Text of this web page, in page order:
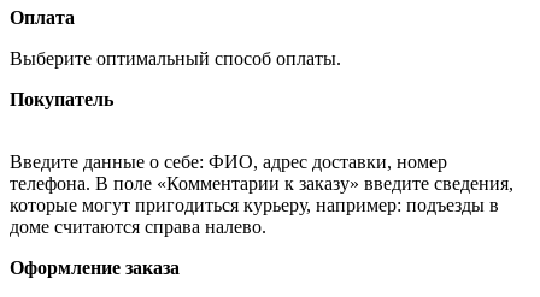
Оплата
Выберите оптимальный способ оплаты.
Покупатель
Введите данные о себе: ФИО, адрес доставки, номер
телефона. В поле «Комментарии к заказу» введите сведения,
которые могут пригодиться курьеру, например: подъезды в
доме считаются справа налево.
Оформление заказа